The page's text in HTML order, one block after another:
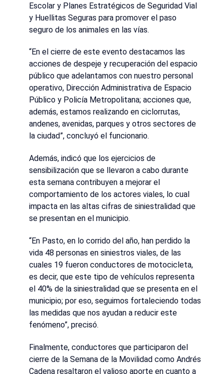
Escolar y Planes Estratégicos de Seguridad Vial
y Huellitas Seguras para promover el paso
seguro de los animales en las vías.
“En el cierre de este evento destacamos las
acciones de despeje y recuperación del espacio
público que adelantamos con nuestro personal
operativo, Dirección Administrativa de Espacio
Público y Policía Metropolitana; acciones que,
además, estamos realizando en ciclorrutas,
andenes, avenidas, parques y otros sectores de
la ciudad”, concluyó el funcionario.
Además, indicó que los ejercicios de
sensibilización que se llevaron a cabo durante
esta semana contribuyen a mejorar el
comportamiento de los actores viales, lo cual
impacta en las altas cifras de siniestralidad que
se presentan en el municipio.
“En Pasto, en lo corrido del año, han perdido la
vida 48 personas en siniestros viales, de las
cuales 19 fueron conductores de motocicleta,
es decir, que este tipo de vehículos representa
el 40% de la siniestralidad que se presenta en el
municipio; por eso, seguimos fortaleciendo todas
las medidas que nos ayudan a reducir este
fenómeno”, precisó.
Finalmente, conductores que participaron del
cierre de la Semana de la Movilidad como Andrés
Cadena resaltaron el valioso aporte en cuanto a